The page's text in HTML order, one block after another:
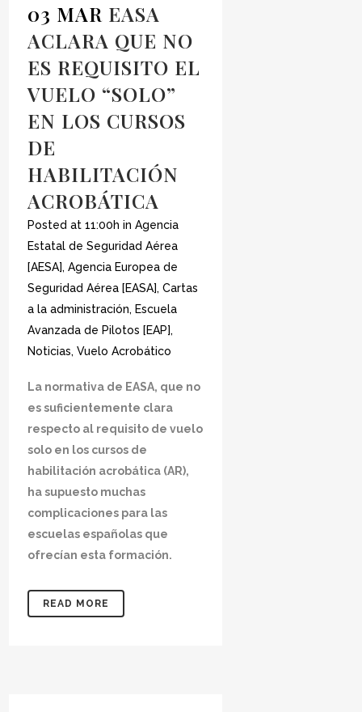
03 MAR EASA
ACLARA QUE NO
ES REQUISITO EL
VUELO “SOLO”
EN LOS CURSOS
DE
HABILITACIÓN
ACROBÁTICA
Posted at 11:00h inAgencia
Estatal de Seguridad Aérea
[AESA],Agencia Europea de
Seguridad Aérea [EASA],Cartas
a la administración, Escuela
Avanzada de Pilotos [EAP],
Noticias,Vuelo Acrobático
La normativa de EASA, que no
es suficientemente clara
respecto al requisito de vuelo
solo en los cursos de
habilitación acrobática (AR),
ha supuesto muchas
complicaciones para las
escuelas españolas que
ofrecían esta formación.
READ MORE